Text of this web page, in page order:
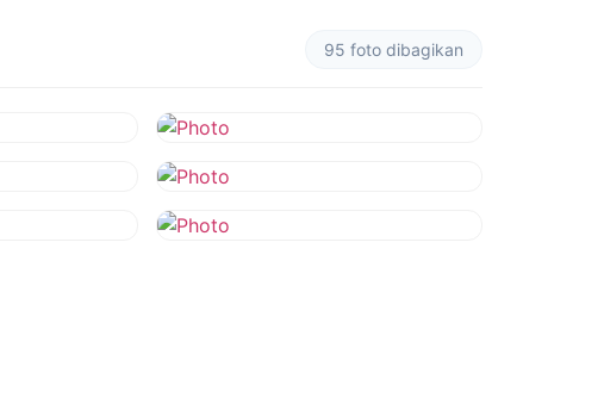
95 foto dibagikan